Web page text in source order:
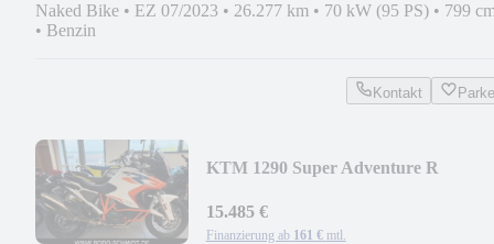
Naked Bike • EZ 07/2023 • 26.277 km • 70 kW (95 PS) • 799
• Benzin
Kontakt
KTM 1290 Super Adventure R
15.485 €
Finanzierung ab 161 € mtl.